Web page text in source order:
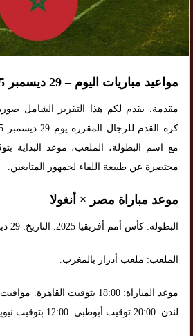
مواعيد مباريات اليوم – 29 ديسمبر 2025
مقدمة. يقدم لكم هذا التقرير الشامل
مع اسم البطولة، الملعب، موعد البداية
مختصرة عن طبيعة اللقاء لجمهور المتابعين.
موعد مباراة مصر × أنغولا
البطولة: كأس أمم أفريقيا 2025. التاريخ: 29 ديسمبر 2025.
الملعب: ملعب أدرار بالمغرب.
لندن. 20:00 توقيت أبوظبي. 12:00 بتوقيت نيويورك ظهرًا.